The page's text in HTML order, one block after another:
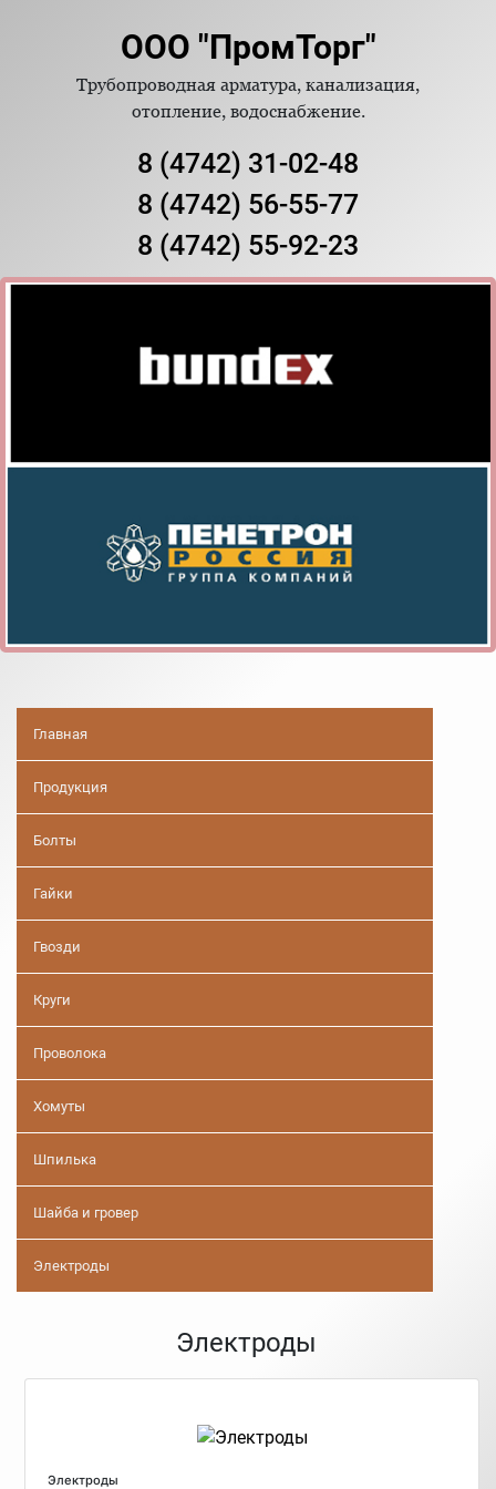
ООО "ПромТорг"
Трубопроводная арматура, канализация,
отопление, водоснабжение.
8 (4742) 31-02-48
8 (4742) 56-55-77
8 (4742) 55-92-23
Главная
Продукция
Болты
Гайки
Гвозди
Круги
Проволока
Хомуты
Шпилька
Шайба и гровер
Электроды
Электроды
Электроды